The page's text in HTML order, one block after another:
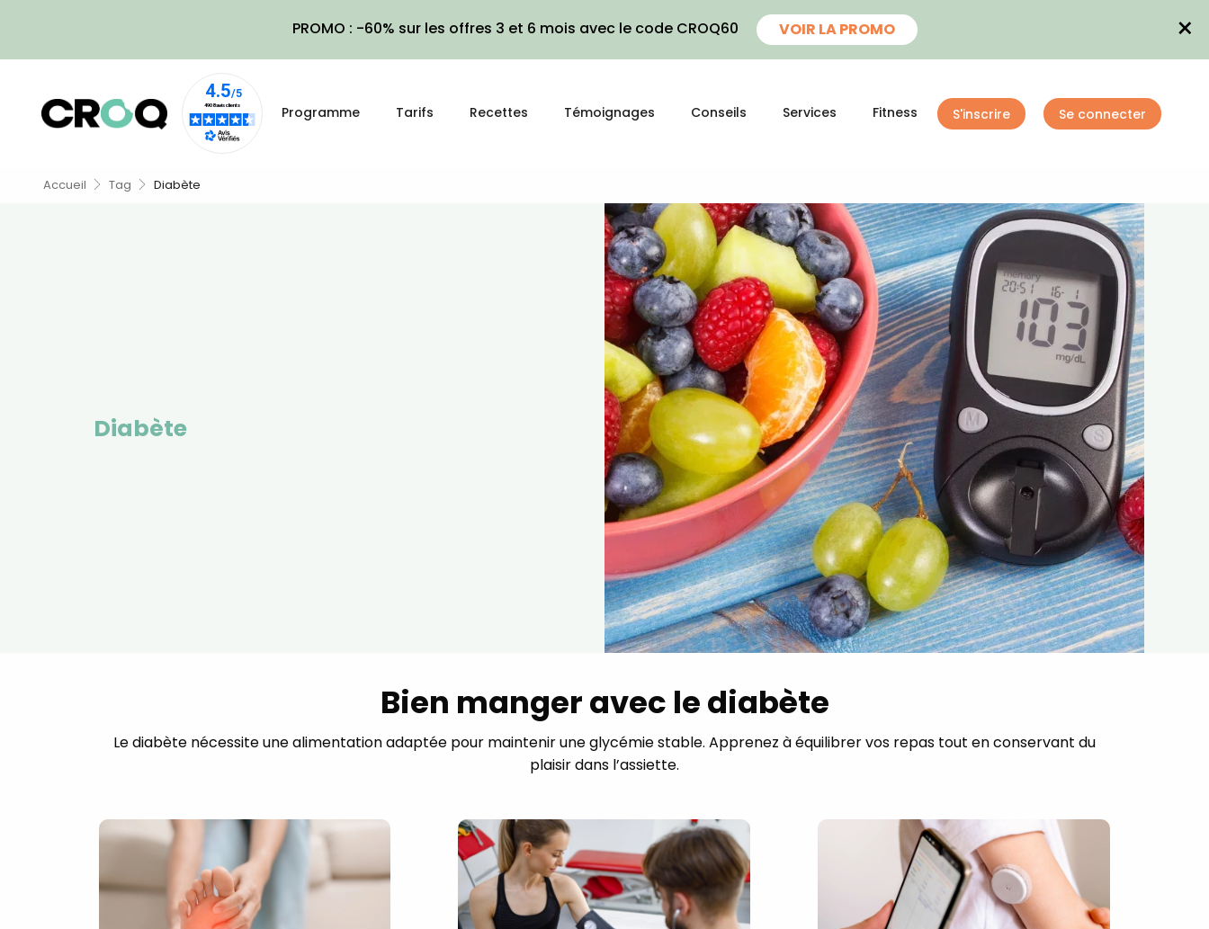
PROMO : -60% sur les offres 3 et 6 mois avec le code CROQ60 VOIR LA PROMO ×
Programme Tarifs Recettes Témoignages Conseils Services Fitness S'inscrire Se connecter
Accueil Tag Diabète
Diabète
Bien manger avec le diabète
Le diabète nécessite une alimentation adaptée pour maintenir une glycémie stable. Apprenez à équilibrer vos repas tout en conservant du
plaisir dans l’assiette.